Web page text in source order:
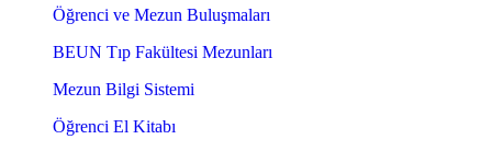
Öğrenci ve Mezun Buluşmaları
BEUN Tıp Fakültesi Mezunları
Mezun Bilgi Sistemi
Öğrenci El Kitabı